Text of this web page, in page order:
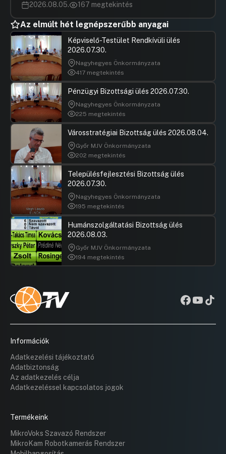
2026.08.05.
167 megtekintés
Az elmúlt hét legnépszerűbb anyagai
Képviselő-Testület Rendkívüli ülés
2026.07.30.
Nagyhegyes Önkormányzata
417 megtekintés
Pénzügyi Bizottsági ülés 2026.07.30.
Nagyhegyes Önkormányzata
225 megtekintés
Városstratégiai Bizottság ülés 2026.08.04.
Győr MJV Önkormányzata
202 megtekintés
Településfejlesztési Bizottság ülés
2026.07.30.
Nagyhegyes Önkormányzata
195 megtekintés
Humánszolgáltatási Bizottság ülés
2026.08.03.
Győr MJV Önkormányzata
194 megtekintés
Információk
Adatkezelési tájékoztató
Adatbiztonság
Az adatkezelés célja
Adatkezeléssel kapcsolatos jogok
Termékeink
MikroVoks Szavazó Rendszer
MikroKam Robotkamerás Rendszer